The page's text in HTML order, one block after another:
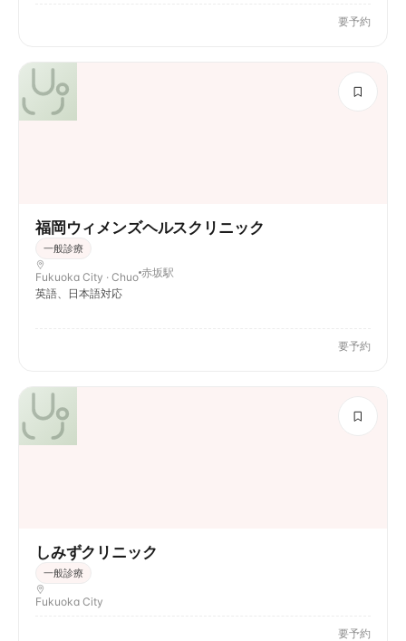
要予約
福岡ウィメンズヘルスクリニック
一般診療
Fukuoka City · Chuo 赤坂駅
英語、日本語対応
要予約
しみずクリニック
一般診療
Fukuoka City
要予約